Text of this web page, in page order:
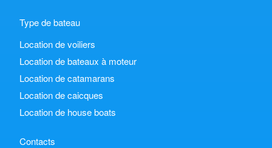
Type de bateau
Location de voiliers
Location de bateaux à moteur
Location de catamarans
Location de caicques
Location de house boats
Contacts